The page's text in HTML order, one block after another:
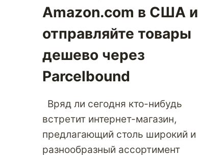
Amazon.com в США и
отправляйте товары
дешево через
Parcelbound
Вряд ли сегодня кто-нибудь
встретит интернет-магазин,
предлагающий столь широкий и
разнообразный ассортимент